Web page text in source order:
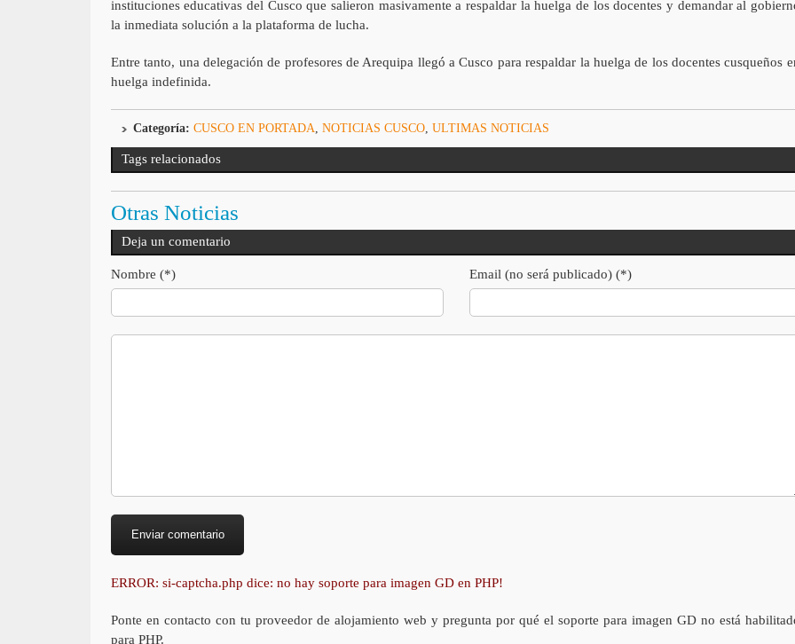
instituciones educativas del Cusco que salieron masivamente a respaldar la huelga de los docentes y demandar al
la inmediata solución a la plataforma de lucha.
Entre tanto, una delegación de profesores de Arequipa llegó a Cusco para respaldar la huelga de los docentes cusqueños
huelga indefinida.
Categoría: CUSCO EN PORTADA NOTICIAS CUSCO, ULTIMAS NOTICIAS
Tags relacionados
Otras Noticias
Deja un comentario
Nombre (*) Email (no será publicado) (*)
ERROR: si-captcha.php dice: no hay soporte para imagen GD en PHP!
Ponte en contacto con tu proveedor de alojamiento web y pregunta por qué el soporte para imagen GD no está
para PHP.